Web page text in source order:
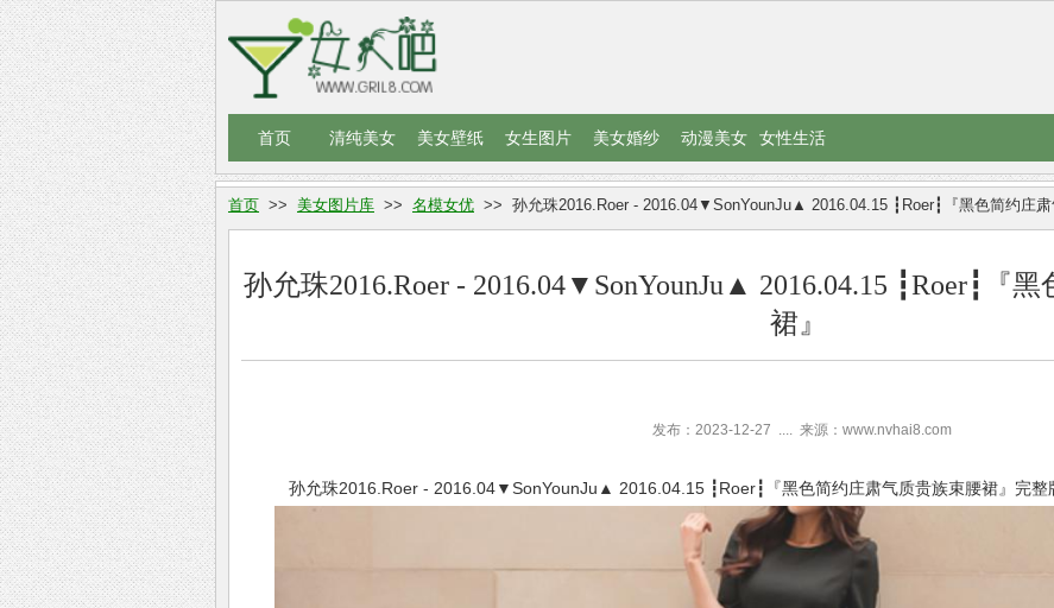
首页 清纯美女 美女壁纸 女生图片 美女婚纱 动漫美女 女性生活
首页 >> 美女图片库 >> 名模女优 >> 孙允珠2016.Roer - 2016.04▼SonYounJu▲ 2016.04.15 ┇Roer┇『黑色简约庄肃
孙允珠2016.Roer - 2016.04▼SonYounJu▲ 2016.04.15 ┇Roer┇『
裙』
发布：2023-12-27 .... 来源：www.nvhai8.com
孙允珠2016.Roer - 2016.04▼SonYounJu▲ 2016.04.15 ┇Roer┇『黑色简约庄肃气质贵族束腰裙』完整